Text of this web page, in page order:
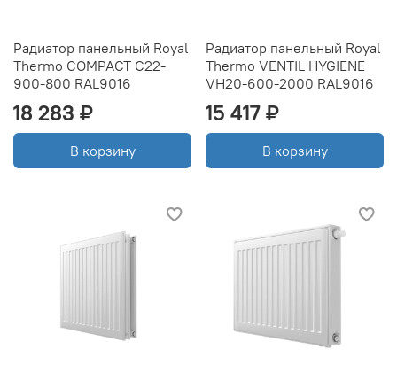
Радиатор панельный Royal
Thermo COMPACT C22-
900-800 RAL9016
18 283 ₽
В корзину
Радиатор панельный Royal
Thermo VENTIL HYGIENE
VH20-600-2000 RAL9016
15 417 ₽
В корзину